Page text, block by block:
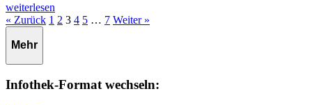
weiterlesen
« Zurück Seite
1 Seite
2 Seite
3 Seite
4 Seite
5 … Seite
7 Weiter »
Mehr
Infothek-Format wechseln: